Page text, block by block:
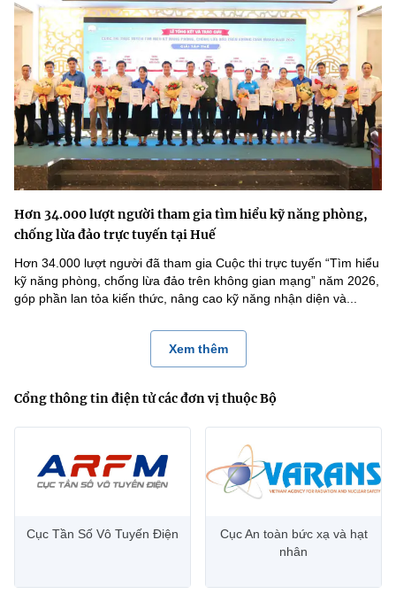
Hơn 34.000 lượt người tham gia tìm hiểu kỹ năng phòng,
chống lừa đảo trực tuyến tại Huế
Hơn 34.000 lượt người đã tham gia Cuộc thi trực tuyến “Tìm hiểu
kỹ năng phòng, chống lừa đảo trên không gian mạng” năm 2026,
góp phần lan tỏa kiến thức, nâng cao kỹ năng nhận diện và...
Xem thêm
Cổng thông tin điện tử các đơn vị thuộc Bộ
Cục Tần Số Vô Tuyến Điện
Cục An toàn bức xạ và hạt
nhân